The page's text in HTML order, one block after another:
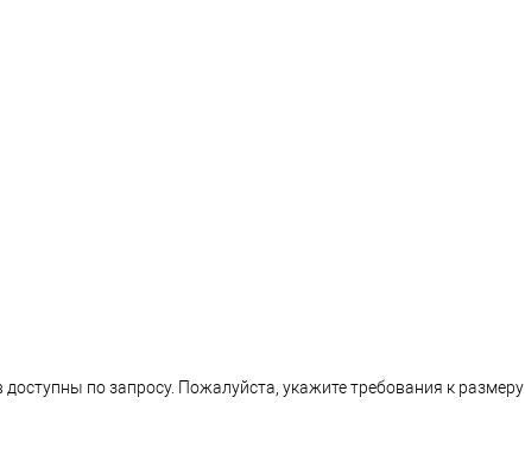
по запросу. Пожалуйста, укажите требования к размеру